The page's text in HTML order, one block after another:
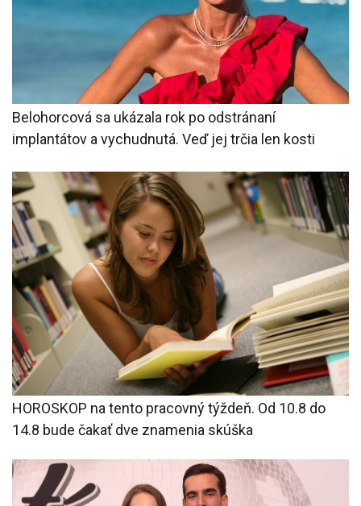
Belohorcová sa ukázala rok po odstránaní
implantátov a vychudnutá. Veď jej trčia len kosti
HOROSKOP na tento pracovný týždeň. Od 10.8 do
14.8 bude čakať dve znamenia skúška